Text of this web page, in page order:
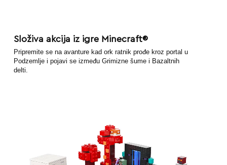
Složiva akcija iz igre Minecraft®
Pripremite se na avanture kad ork ratnik prođe kroz portal u
Podzemlje i pojavi se između Grimizne šume i Bazaltnih
delti.